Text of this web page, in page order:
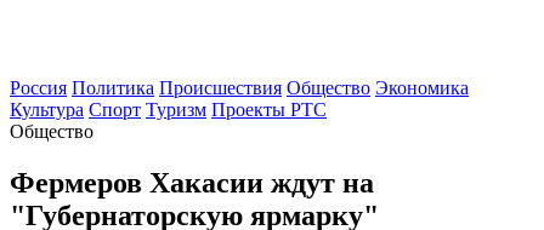
Россия Политика Происшествия Общество Экономика
Культура Спорт Туризм Проекты РТС
Общество
Фермеров Хакасии ждут на
"Губернаторскую ярмарку"